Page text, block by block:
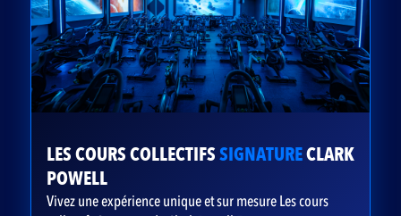
LES COURS COLLECTIFSSIGNATURECLARK
POWELL
Vivez une expérience unique et sur mesure Les cours